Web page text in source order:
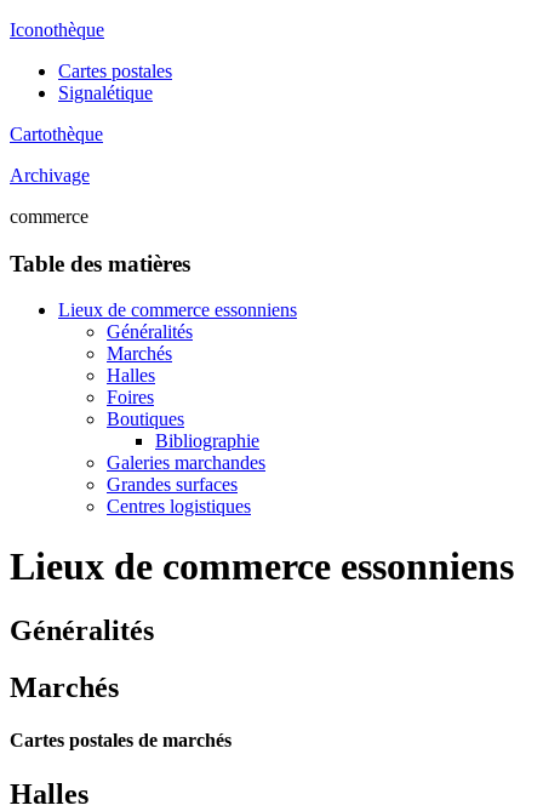
Iconothèque
Cartes postales
Signalétique
Cartothèque
Archivage
commerce
Table des matières
Lieux de commerce essonniens
Généralités
Marchés
Halles
Foires
Boutiques
Bibliographie
Galeries marchandes
Grandes surfaces
Centres logistiques
Lieux de commerce essonniens
Généralités
Marchés
Cartes postales de marchés
Halles